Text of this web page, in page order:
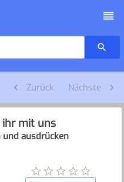
Zurück Nächste
ihr mit uns
und ausdrücken